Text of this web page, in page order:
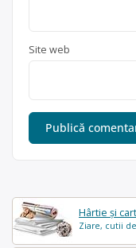
Hârtie și
Ziare, cutii de
Site web